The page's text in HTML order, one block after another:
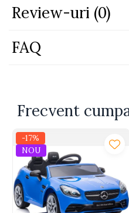
a fi nevoie de o sursa de
Astfel, joaca devine mai
intr-un mod distractiv.
Prin joaca, copilul isi
Tip jucarie: masina RC
Tip vehicul: masina de
Control: telecomanda
Raza control: pana la 25
Efecte luminoase: da,
Moduri lumina: 5
Review-uri (0)
FAQ
Frecvent
-17%
NOU